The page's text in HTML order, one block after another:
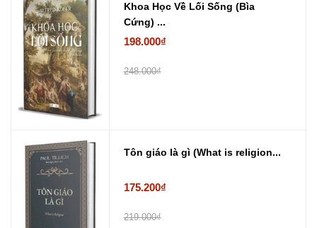
Khoa Học Về Lối Sống (Bìa
Cứng) ...
198.000₫
248.000₫
Tôn giáo là gì (What is religion...
175.200₫
219.000₫